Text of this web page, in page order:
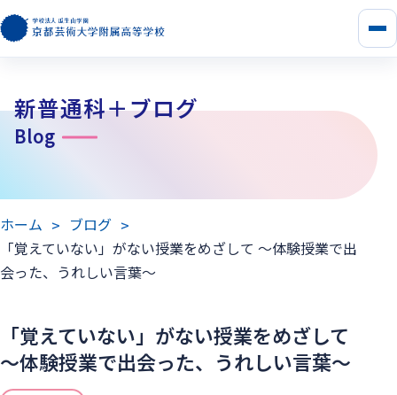
メ
ニ
く
新普通科＋ブログ
Blog
ホーム
ブログ
「覚えていない」がない授業をめざして ～体験授業で出
会った、うれしい言葉～
「覚えていない」がない授業をめざして
～体験授業で出会った、うれしい言葉～